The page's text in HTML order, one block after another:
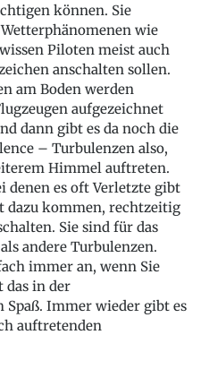
können. Sie
wie
Piloten meist auch
anschalten sollen.
am Boden werden
aufgezeichnet
dann gibt es da noch die
– Turbulenzen also,
Himmel auftreten.
denen es oft Verletzte gibt
dazu kommen, rechtzeitig
Sie sind für das
andere Turbulenzen.
immer an, wenn Sie
das in der
Spaß. Immer wieder gibt es
auftretenden